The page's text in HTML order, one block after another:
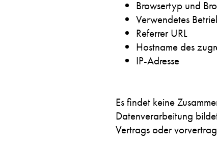
Browsertyp und
Verwendetes
Referrer URL
Hostname des
IP-Adresse
Es findet keine
Datenverarbeitung
Vertrags oder